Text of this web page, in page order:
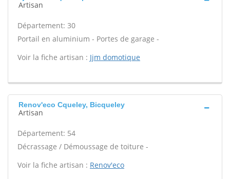
Artisan
Département: 30
Portail en aluminium - Portes de garage -
Voir la fiche artisan : Jjm domotique
Renov'eco Cqueley, Bicqueley
Artisan
Département: 54
Décrassage / Démoussage de toiture -
Voir la fiche artisan : Renov'eco